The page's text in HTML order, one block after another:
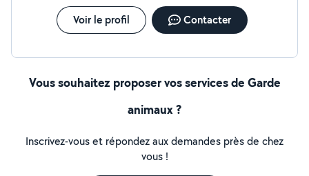
Voir le profil Contacter
Vous souhaitez proposer vos services de Garde
animaux ?
Inscrivez-vous et répondez aux demandes près de chez
vous !